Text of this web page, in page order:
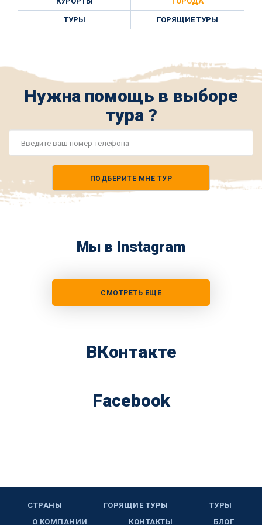
ТУРЫ ГОРЯЩИЕ ТУРЫ
Нужна помощь в выборе
тура ?
ПОДБЕРИТЕ МНЕ ТУР
Мы в Instagram
СМОТРЕТЬ ЕЩЕ
ВКонтакте
Facebook
СТРАНЫ ГОРЯЩИЕ ТУРЫ
ТУРЫ
О КОМПАНИИ
КОНТАКТЫ БЛОГ